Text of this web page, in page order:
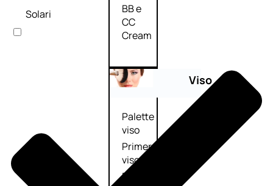
BB e
CC
Cream
Viso
Palette
viso
Primer
viso
Fondotinta
Solari